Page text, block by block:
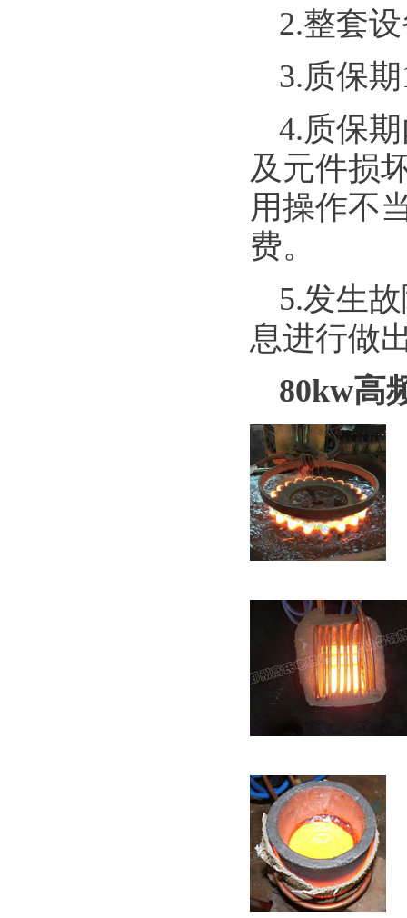
2.整套
3.质保
4.质保
及元件损
用操作不
费。
5.发生
息进行做
80kw高